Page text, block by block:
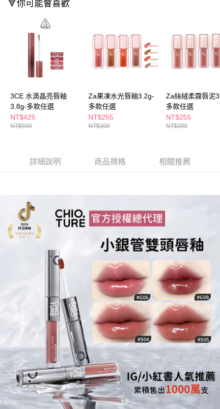
※ 請注意：結帳手續完成當下不需立刻繳費，但若您需要取消訂單，請聯絡
後付繳納相關費用。
※ 交易是否成功請以「AFTEE先享後付 」之結帳頁面顯示為準，若有關於
是否繳費成功／繳費後需取消欲退款等相關疑問，請聯繫「AFTEE先享後付
客戶支援中心」https://netprotections.freshdesk.com/support/home
１．透過由恩沛科技股份有限公司提供之「AFTEE先享後付」服務完成之交
權轉讓予恩沛科技股份有限公司。
２．關於個人資料處理事宜，請瀏覽以下網址：
https://aftee.tw/terms/#terms3
３．未成年的使用者請事先徵得法定代理人或監護人之同意方可使用
時審查核予不同之上限額度；若仍有額度不足之情形，本公司將視審查結果
請求用戶進行身份認證。
萊爾富取貨付款
付款後萊爾富取貨
每筆NT$65，滿NT$490(含以上)免運費
7-11取貨付款
每筆NT$65，滿NT$490(含以上)免運費
付款後7-11取貨
每筆NT$65，滿NT$490(含以上)免運費
宅配(本島)
付款後寶雅門市自取(由倉庫統一出貨)
🔻你可能會喜歡
3CE 水滴晶亮唇釉
3.8g-多款任選
NT$425
NT$500
Za果凍水光唇釉3.2g-
多款任選
NT$255
NT$300
Za絲絨柔霧唇泥
多款任選
NT$255
NT$300
詳細說明 商品規格 相關推薦